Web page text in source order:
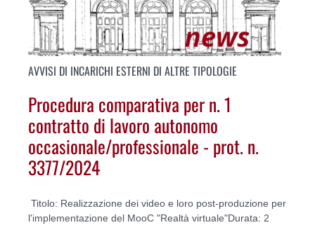
AVVISI DI INCARICHI ESTERNI DI ALTRE TIPOLOGIE
Procedura comparativa per n. 1
contratto di lavoro autonomo
occasionale/professionale - prot. n.
3377/2024
Titolo: Realizzazione dei video e loro post-produzione per
l'implementazione del MooC "Realtà virtuale"Durata: 2